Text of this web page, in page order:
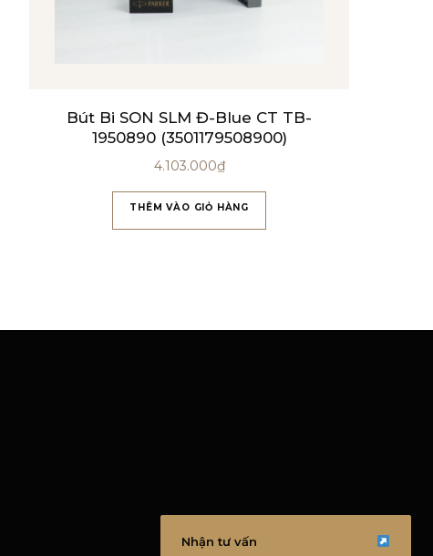
Bút Bi SON SLM Đ-Blue CT TB-
1950890 (3501179508900)
4.103.000₫
THÊM VÀO GIỎ HÀNG
Nhận tư vấn